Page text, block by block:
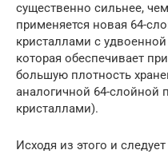
существенно сильнее,
применяется новая 64-
кристаллами с
которая обеспечивает
большую плотность
аналогичной 64-слойной
кристаллами).
Исходя из этого и